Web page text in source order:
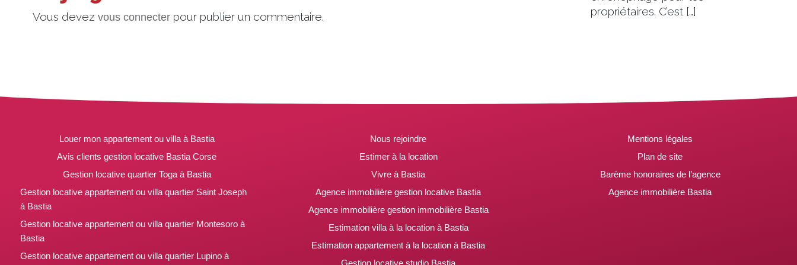
Vous devez vous connecter pour publier un commentaire.
propriétaires. C’est […]
Louer mon appartement ou villa à Bastia
Avis clients gestion locative Bastia Corse
Gestion locative quartier Toga à Bastia
Gestion locative appartement ou villa quartier Saint Joseph
à Bastia
Gestion locative appartement ou villa quartier Montesoro à
Bastia
Gestion locative appartement ou villa quartier Lupino à
Nous rejoindre
Estimer à la location
Vivre à Bastia
Agence immobilière gestion locative Bastia
Agence immobilière gestion immobilière Bastia
Estimation villa à la location à Bastia
Estimation appartement à la location à Bastia
Mentions légales
Plan de site
Barème honoraires de l’agence
Agence immobilière Bastia